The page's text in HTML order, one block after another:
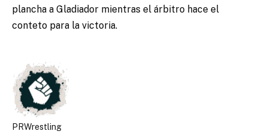
plancha a Gladiador mientras el árbitro hace el
conteto para la victoria.
PRWrestling